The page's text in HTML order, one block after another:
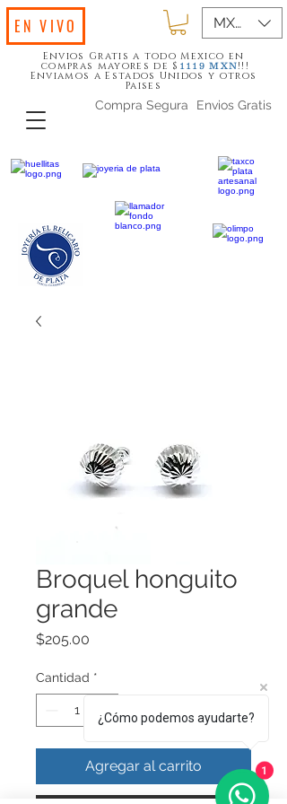
Envios Gratis
Compra Segura
Envios Gratis a todo Mexico en
compras mayores de $ 1119 MXN!!!
Enviamos a Estados Unidos y otros
Paises
MXN ($)
EN VIVO
Broquel honguito
grande
$205.00
Cantidad *
Agregar al carrito
¿Cómo podemos ayudarte?
1